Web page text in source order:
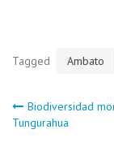
Tagged Ambato
Biodiversidad
Tungurahua